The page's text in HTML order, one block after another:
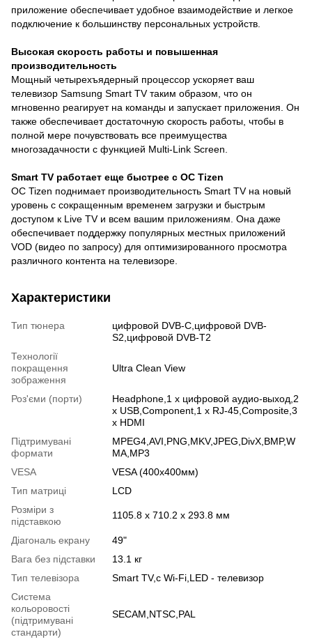
приложение обеспечивает удобное взаимодействие и легкое
подключение к большинству персональных устройств.
Высокая скорость работы и повышенная
производительность
Мощный четырехъядерный процессор ускоряет ваш
телевизор Samsung Smart TV таким образом, что он
мгновенно реагирует на команды и запускает приложения. Он
также обеспечивает достаточную скорость работы, чтобы в
полной мере почувствовать все преимущества
многозадачности с функцией Multi-Link Screen.
Smart TV работает еще быстрее с ОС Tizen
ОС Tizen поднимает производительность Smart TV на новый
уровень с сокращенным временем загрузки и быстрым
доступом к Live TV и всем вашим приложениям. Она даже
обеспечивает поддержку популярных местных приложений
VOD (видео по запросу) для оптимизированного просмотра
различного контента на телевизоре.
Характеристики
Тип тюнера
цифровой DVB-C,цифровой DVB-
S2,цифровой DVB-T2
Технології
покращення
зображення
Ultra Clean View
Роз'єми (порти)
Headphone,1 х цифровой аудио-выход,2
х USB,Component,1 х RJ-45,Composite,3
х HDMI
Підтримувані
формати
MPEG4,AVI,PNG,MKV,JPEG,DivX,BMP,W
MA,MP3
VESA
VESA (400x400мм)
Тип матриці
LCD
Розміри з
підставкою
1105.8 х 710.2 х 293.8 мм
Діагональ екрану
49"
Вага без підставки
13.1 кг
Тип телевізора
Smart TV,с Wi-Fi,LED - телевизор
Система
кольоровості
(підтримувані
стандарти)
SECAM,NTSC,PAL